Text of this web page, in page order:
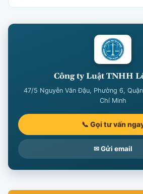
Công ty Luật TNHH
47/5 Nguyễn Văn Đậu, Phường 6,
Chí Minh
📞 Gọi tư vấn
✉ Gửi email